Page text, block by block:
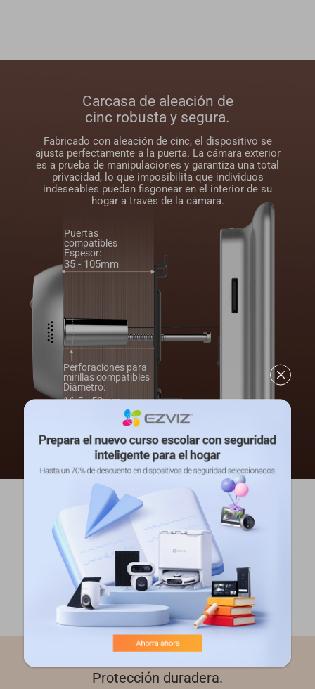
Carcasa de aleación de
cinc robusta y segura.
Fabricado con aleación de cinc, el dispositivo se
ajusta perfectamente a la puerta. La cámara exterior
es a prueba de manipulaciones y garantiza una total
privacidad, lo que imposibilita que individuos
indeseables puedan fisgonear en el interior de su
hogar a través de la cámara.
Puertas
compatibles
Espesor:
35 - 105mm
Perforaciones para
mirillas compatibles
Diámetro:
16.5 - 50mm
Protección duradera.